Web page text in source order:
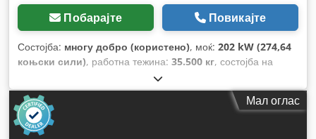
Побарајте Повикајте
Состојба: многу добро (користено), моќ: 202 kW (274,64
коњски сили), работна тежина: 35.500 кг, состојба на
, Година на изградба:
часови:9.139 h, Опрема:клима уред,
Мал оглас